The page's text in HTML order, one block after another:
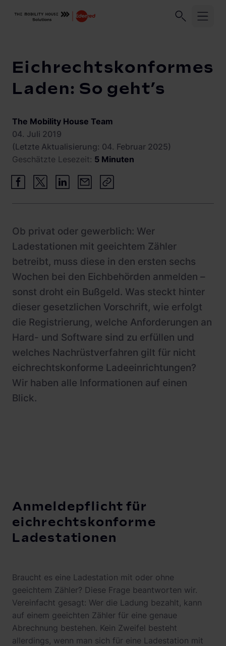
Branchen
Logistikflotten
Autohandel
Stadtwerke und Energieversorger
Wohnimmobilien
Busflotten
Ladeinfrastruktur-Betreiber
Hotels
Leasinggesellschaften
Fachplaner:innen
Lösungen und Services
Abrechnung
Abrechnungsmanagement
Lastmanagement
Solarmanagement
ChargePilot®
Übersicht
Schnittstellen
Systemarchitektur
Betrieb und Monitoring
Product Updates
Knowledge Center
Referenzen
Eichrechtskonformes
Laden: So geht’s
The Mobility House Team
04. Juli 2019
(Letzte Aktualisierung: 04. Februar 2025)
Geschätzte Lesezeit: 5 Minuten
Ob privat oder gewerblich: Wer
Ladestationen mit geeichtem Zähler
betreibt, muss diese in den ersten sechs
Wochen bei den Eichbehörden anmelden –
sonst droht ein Bußgeld. Was steckt hinter
dieser gesetzlichen Vorschrift, wie erfolgt
die Registrierung, welche Anforderungen an
Hard- und Software sind zu erfüllen und
welches Nachrüstverfahren gilt für nicht
eichrechtskonforme Ladeeinrichtungen?
Wir haben alle Informationen auf einen
Blick.
Anmeldepflicht für
eichrechtskonforme
Ladestationen
Braucht es eine Ladestation mit oder ohne
geeichtem Zähler? Diese Frage beantworten wir.
Vereinfacht gesagt: Wer die Ladung bezahlt, kann
auf einem geeichten Zähler für eine genaue
Abrechnung bestehen. Kein Zweifel besteht
allerdings, wenn man sich für eine Ladestation mit